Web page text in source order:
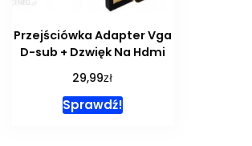
Przejściówka Adapter Vga
D-sub + Dzwięk Na Hdmi
29,99zł
Sprawdź!